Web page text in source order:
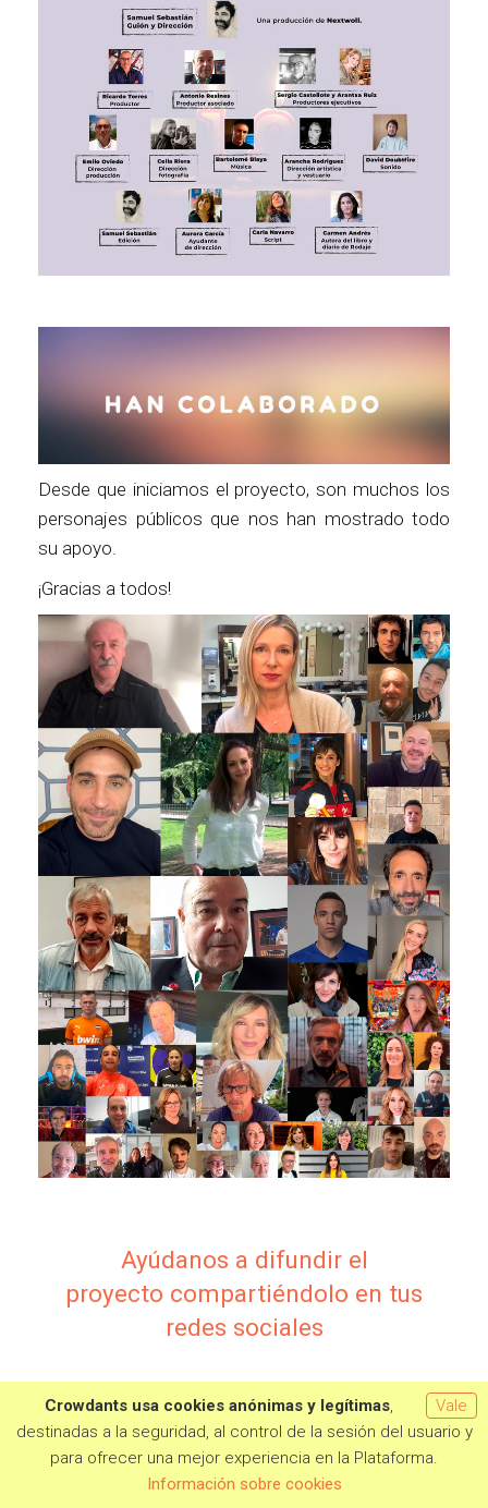
Quiero aportar
Desde que iniciamos el proyecto, son muchos los
personajes públicos que nos han mostrado todo
su apoyo.
¡Gracias a todos!
Ayúdanos a difundir el
proyecto compartiéndolo en tus
redes sociales
¡¡Gracias!!
Vale
Crowdants usa cookies anónimas y legítimas,
destinadas a la seguridad, al control de la sesión del usuario y
para ofrecer una mejor experiencia en la Plataforma.
Información sobre cookies